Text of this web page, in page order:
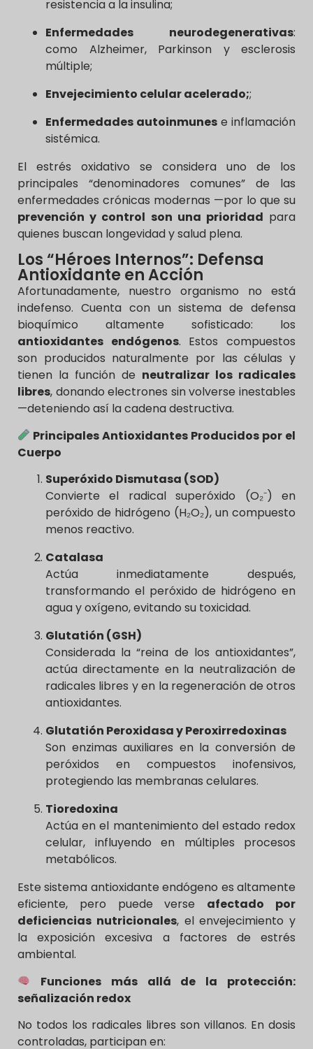
resistencia a la insulina;
Enfermedades neurodegenerativas:
como Alzheimer, Parkinson y esclerosis
múltiple;
Envejecimiento celular acelerado;;
Enfermedades autoinmunes e inflamación
sistémica.
El estrés oxidativo se considera uno de los
principales “denominadores comunes” de las
enfermedades crónicas modernas —por lo que su
prevención y control son una prioridad para
quienes buscan longevidad y salud plena.
Los “Héroes Internos”: Defensa
Antioxidante en Acción
Afortunadamente, nuestro organismo no está
indefenso. Cuenta con un sistema de defensa
bioquímico altamente sofisticado: los
antioxidantes endógenos. Estos compuestos
son producidos naturalmente por las células y
tienen la función de neutralizar los radicales
libres, donando electrones sin volverse inestables
—deteniendo así la cadena destructiva.
Principales Antioxidantes Producidos por el
Cuerpo
Superóxido Dismutasa (SOD)
Convierte el radical superóxido (O₂⁻) en
peróxido de hidrógeno (H₂O₂), un compuesto
menos reactivo.
Catalasa
Actúa inmediatamente después,
transformando el peróxido de hidrógeno en
agua y oxígeno, evitando su toxicidad.
Glutatión (GSH)
Considerada la “reina de los antioxidantes”,
actúa directamente en la neutralización de
radicales libres y en la regeneración de otros
antioxidantes.
Glutatión Peroxidasa y Peroxirredoxinas
Son enzimas auxiliares en la conversión de
peróxidos en compuestos inofensivos,
protegiendo las membranas celulares.
Tioredoxina
Actúa en el mantenimiento del estado redox
celular, influyendo en múltiples procesos
metabólicos.
Este sistema antioxidante endógeno es altamente
eficiente, pero puede verse afectado por
deficiencias nutricionales, el envejecimiento y
la exposición excesiva a factores de estrés
ambiental.
Funciones más allá de la protección:
señalización redox
No todos los radicales libres son villanos. En dosis
controladas, participan en: